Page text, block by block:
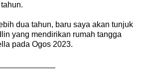
dua tahun, baru saya akan tunjuk
yang mendirikan rumah tangga
pada Ogos 2023.